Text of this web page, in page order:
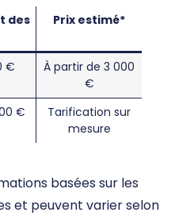
des
Prix estimé*
€
À partir de 3 000
€
€
Tarification sur
mesure
basées sur les
et peuvent varier selon